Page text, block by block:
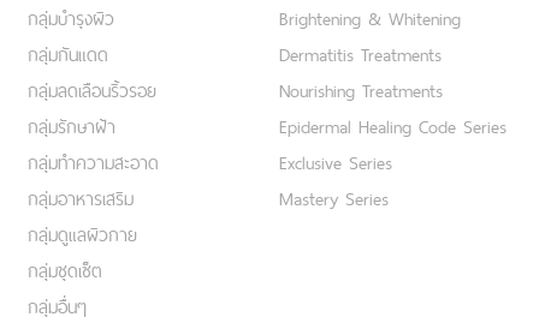
กลุ่มบำรุงผิว
กลุ่มกันแดด
กลุ่มลดเลือนริ้วรอย
กลุ่มรักษาฝ้า
กลุ่มทำความสะอาด
กลุ่มอาหารเสริม
กลุ่มดูแลผิวกาย
กลุ่มชุดเซ็ต
กลุ่มอื่นๆ
Brightening & Whitening
Dermatitis Treatments
Nourishing Treatments
Epidermal Healing Code Series
Exclusive Series
Mastery Series